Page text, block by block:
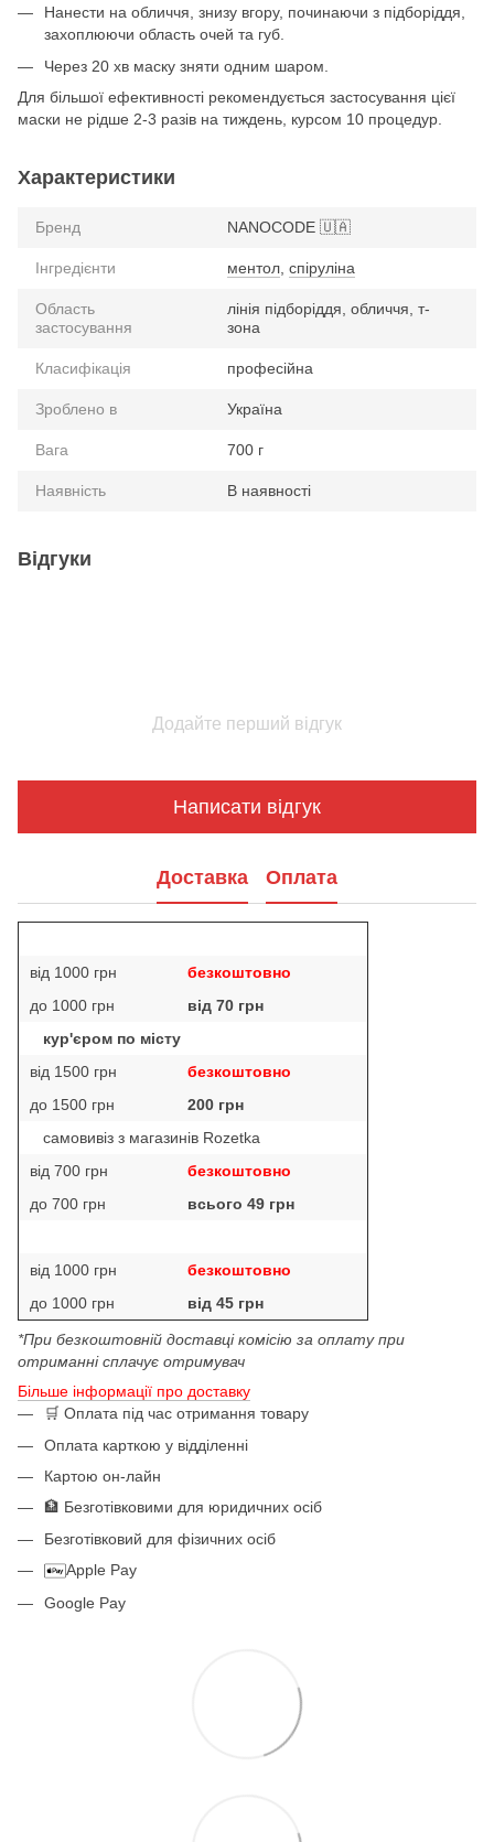
Нанести на обличчя, знизу вгору, починаючи з підборіддя,
захоплюючи область очей та губ.
Через 20 хв маску зняти одним шаром.
Для більшої ефективності рекомендується застосування цієї
маски не рідше 2-3 разів на тиждень, курсом 10 процедур.
Характеристики
Бренд NANOCODE 🇺🇦
Інгредієнти ментол спіруліна
Область
застосування
лінія підборіддя, обличчя, т-
зона
Класифікація професійна
Зроблено в Україна
Вага 700 г
Наявність В наявності
Відгуки
Додайте перший відгук
Написати відгук
Доставка Оплата
від 1000 грн
безкоштовно
до 1000 грн
від 70 грн
кур'єром по місту
від 1500 грн
безкоштовно
до 1500 грн
200 грн
самовивіз з магазинів Rozetka
від 700 грн
безкоштовно
до 700 грн
всього 49 грн
від 1000 грн
безкоштовно
до 1000 грн
від 45 грн
*При безкоштовній доставці комісію за оплату при
отриманні сплачує отримувач
Більше інформації про доставку
🛒 Оплата під час отримання товару
Оплата карткою у відділенні
Картою он-лайн
🏦 Безготівковими для юридичних осіб
Безготівковий для фізичних осіб
Apple Pay
Google Pay